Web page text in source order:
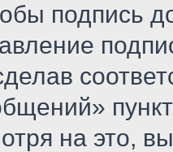
подпись
на это,